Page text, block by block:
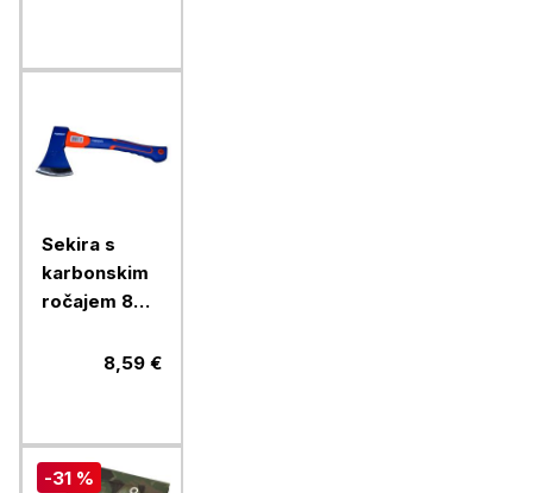
Sekira s
karbonskim
ročajem 800
8,59 €
-31 %